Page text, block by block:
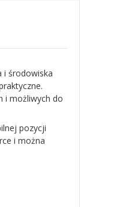
i środowiska
i możliwych do
pozycji
i można